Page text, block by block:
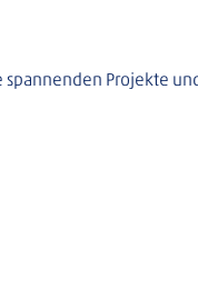
Projekte